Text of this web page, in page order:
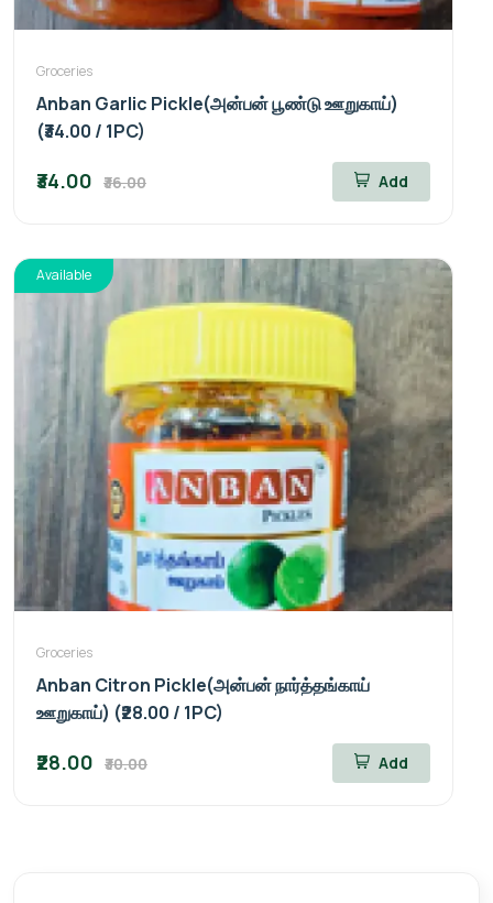
Groceries
Anban Garlic Pickle(அன்பன் பூண்டு ஊறுகாய்)
(₹34.00 / 1PC)
₹34.00 ₹36.00 Add
Available
Groceries
Anban Citron Pickle(அன்பன் நார்த்தங்காய்
ஊறுகாய்) (₹28.00 / 1PC)
₹28.00 ₹30.00 Add